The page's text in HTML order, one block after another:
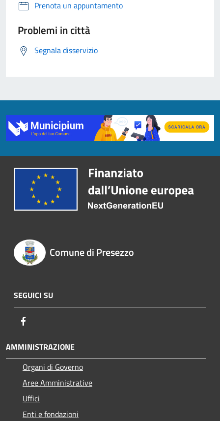
Prenota un appuntamento
Problemi in città
Segnala disservizio
Comune di Presezzo
SEGUICI SU
AMMINISTRAZIONE
Organi di Governo
Aree Amministrative
Uffici
Enti e fondazioni